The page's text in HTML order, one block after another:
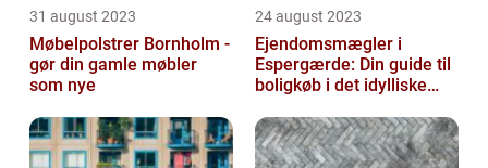
31 august 2023
Møbelpolstrer Bornholm -
gør din gamle møbler
som nye
24 august 2023
Ejendomsmægler i
Espergærde: Din guide til
boligkøb i det idylliske